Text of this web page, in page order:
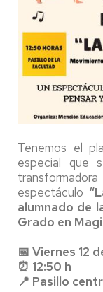
Tenemos el
especial que
espectáculo
alumnado de
Grado en
📅 Viernes 12
⏰ 12:50 h
📍 Pasillo